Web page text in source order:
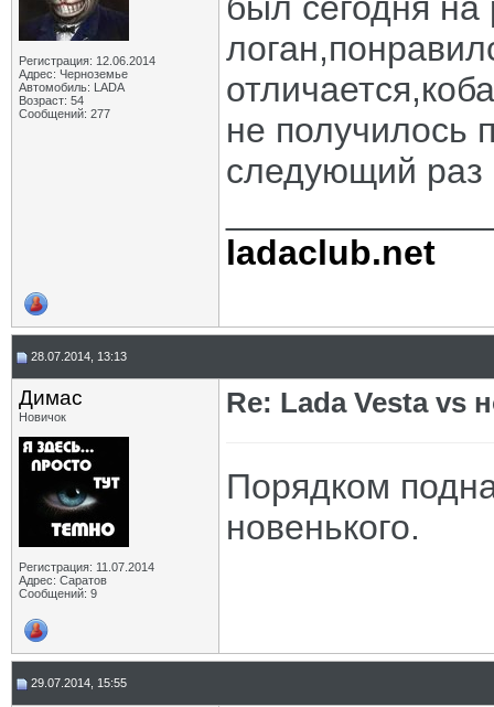
Регистрация: 12.06.2014
Адрес: Черноземье
Автомобиль: LADA
Возраст: 54
Сообщений: 277
не получилось
следующий раз
ladaclub.net
28.07.2014, 13:13
Димас
Новичок
Регистрация: 11.07.2014
Адрес: Саратов
Сообщений: 9
Re: Lada Vesta vs
Порядком
новенького.
29.07.2014, 15:55